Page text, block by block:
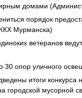
домами
порядок
Мурманска)
ветеранов
30 опор уличного
итоги конкурса
городской мусорной